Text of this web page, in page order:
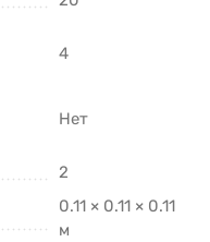
4
Нет
2
0.11 × 0.11 × 0.11
м